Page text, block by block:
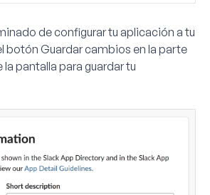
de configurar tu aplicación a tu
botón Guardar cambios en la parte
pantalla para guardar tu